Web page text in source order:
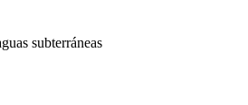
subterráneas